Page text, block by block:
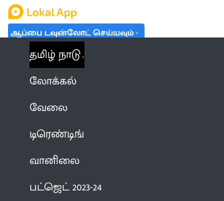
ஆப்பை டவுன்லோட் செய்யவும்
தமிழ் நாடு
லோக்கல்
வேலை
டிரெண்டிங்
வானிலை
பட்ஜெட் 2023-24